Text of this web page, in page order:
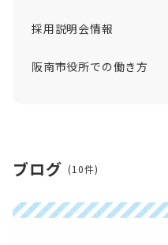
採用説明会情報
阪南市役所での働き方
ブログ (10件)